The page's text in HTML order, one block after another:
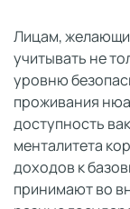
Лицам,
учитывать не
уровню
проживания
доступность
менталитета
доходов к
принимают во